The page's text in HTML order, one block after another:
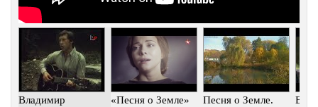
Владимир
«Песня о Земле»
Песня о Земле.